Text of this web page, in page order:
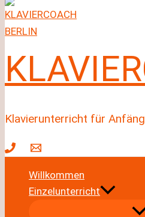
Klavierunterricht für
Willkommen
Einzelunterricht